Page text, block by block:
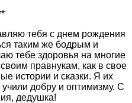
тебя с днем рождения
таким же бодрым и
тебе здоровья на многие
правнукам, как в свое
истории и сказки. Я их
добру и оптимизму. С
дедушка!